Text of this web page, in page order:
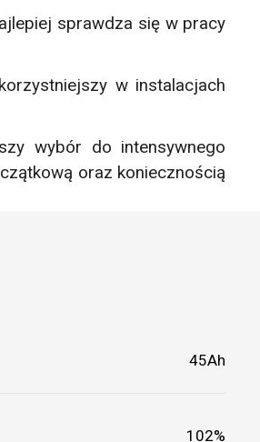
sprawdza się w pracy
w instalacjach
wybór do intensywnego
oraz koniecznością
45Ah
102%